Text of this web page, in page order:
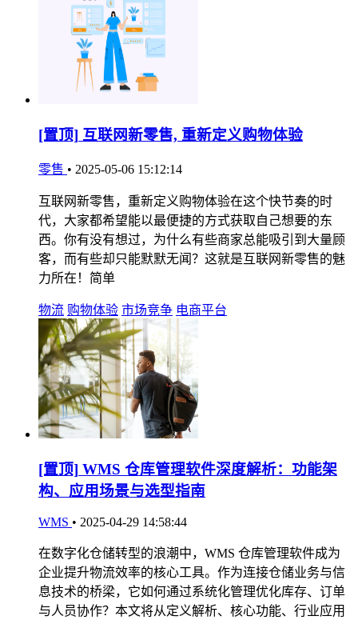
[置顶] 互联网新零售, 重新定义购物体验
零售 • 2025-05-06 15:12:14
互联网新零售，重新定义购物体验在这个快节奏的时
代，大家都希望能以最便捷的方式获取自己想要的东
西。你有没有想过，为什么有些商家总能吸引到大量顾
客，而有些却只能默默无闻？这就是互联网新零售的魅
力所在！简单
物流 购物体验 市场竞争 电商平台
[置顶] WMS 仓库管理软件深度解析：功能架
构、应用场景与选型指南
WMS • 2025-04-29 14:58:44
在数字化仓储转型的浪潮中，WMS 仓库管理软件成为
企业提升物流效率的核心工具。作为连接仓储业务与信
息技术的桥梁，它如何通过系统化管理优化库存、订单
与人员协作？本文将从定义解析、核心功能、行业应用